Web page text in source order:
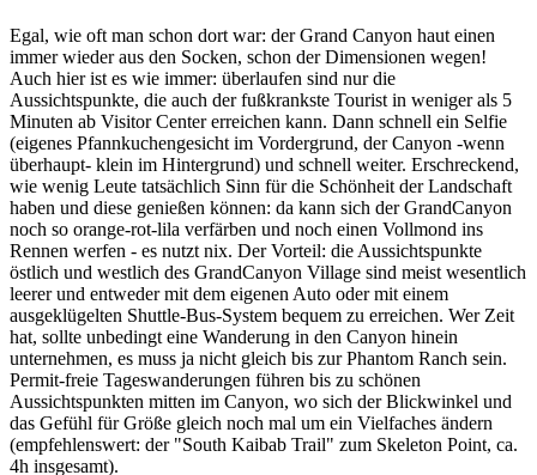
Egal, wie oft man schon dort war: der Grand Canyon haut einen
immer wieder aus den Socken, schon der Dimensionen wegen!
Auch hier ist es wie immer: überlaufen sind nur die
Aussichtspunkte, die auch der fußkrankste Tourist in weniger als 5
Minuten ab Visitor Center erreichen kann. Dann schnell ein Selfie
(eigenes Pfannkuchengesicht im Vordergrund, der Canyon -wenn
überhaupt- klein im Hintergrund) und schnell weiter. Erschreckend,
wie wenig Leute tatsächlich Sinn für die Schönheit der Landschaft
haben und diese genießen können: da kann sich der GrandCanyon
noch so orange-rot-lila verfärben und noch einen Vollmond ins
Rennen werfen - es nutzt nix. Der Vorteil: die Aussichtspunkte
östlich und westlich des GrandCanyon Village sind meist wesentlich
leerer und entweder mit dem eigenen Auto oder mit einem
ausgeklügelten Shuttle-Bus-System bequem zu erreichen. Wer Zeit
hat, sollte unbedingt eine Wanderung in den Canyon hinein
unternehmen, es muss ja nicht gleich bis zur Phantom Ranch sein.
Permit-freie Tageswanderungen führen bis zu schönen
Aussichtspunkten mitten im Canyon, wo sich der Blickwinkel und
das Gefühl für Größe gleich noch mal um ein Vielfaches ändern
(empfehlenswert: der "South Kaibab Trail" zum Skeleton Point, ca.
4h insgesamt).